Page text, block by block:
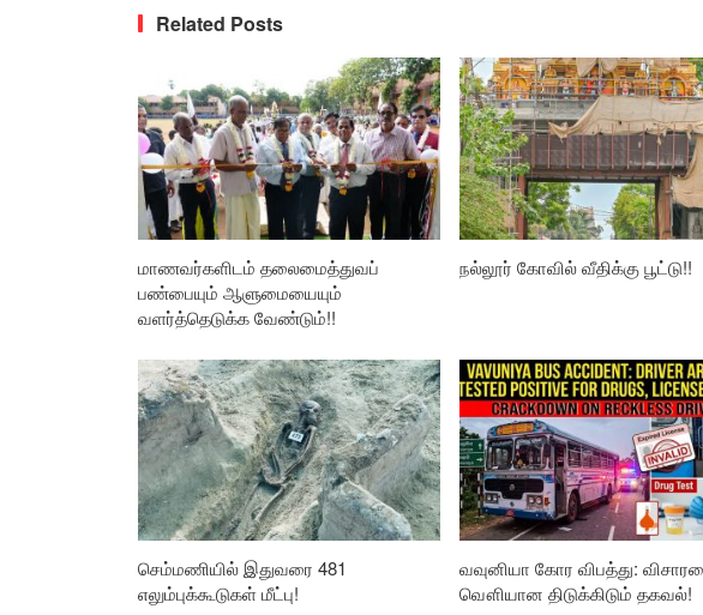
Related Posts
மாணவர்களிடம் தலைமைத்துவப்
பண்பையும் ஆளுமையையும்
வளர்த்தெடுக்க வேண்டும்!!
நல்லூர் கோவில் வீதிக்கு பூட்டு!!
செம்மணியில் இதுவரை 481
எலும்புக்கூடுகள் மீட்பு!
வவுனியா கோர விபத்து:
வௌியான திடுக்கிடும் தகவல்!